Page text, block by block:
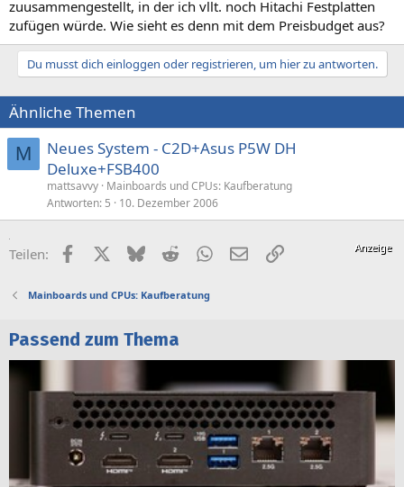
zuusammengestellt, in der ich vllt. noch Hitachi Festplatten
zufügen würde. Wie sieht es denn mit dem Preisbudget aus?
Du musst dich einloggen oder registrieren, um hier zu antworten.
Ähnliche Themen
M
Neues System - C2D+Asus P5W DH
Deluxe+FSB400
mattsavvy Mainboards und CPUs: Kaufberatung
Antworten 5 10. Dezember 2006
Teilen: FacebookX (Twitter)
BlueskyRedditWhatsApp
E-MailLink
Mainboards und CPUs: Kaufberatung
Passend zum Thema